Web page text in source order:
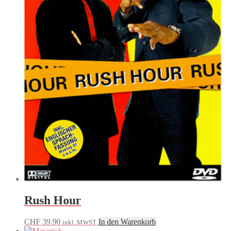
Rush Hour
CHF 39.90 inkl. MWST In den Warenkorb